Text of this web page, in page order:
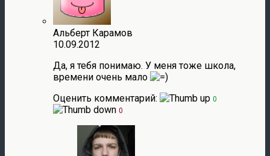
Альберт Карамов
10.09.2012
Да, я тебя понимаю. У меня тоже школа,
времени очень мало
Оценить комментарий:
0
0